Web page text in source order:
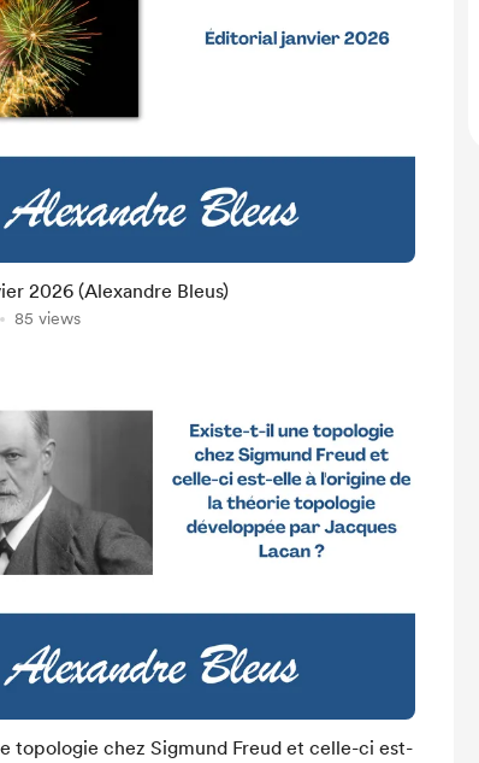
2026 (Alexandre Bleus)
85 views
topologie chez Sigmund Freud et celle-ci est-